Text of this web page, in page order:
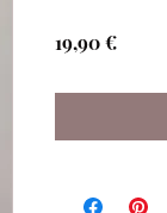
19,90 €Preis